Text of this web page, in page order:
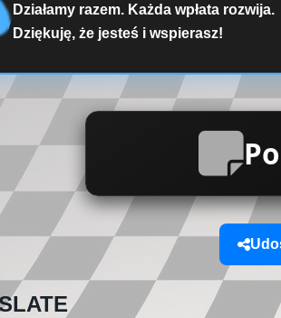
Działamy razem. Każda wpłata rozwija.
Dziękuję, że jesteś i wspierasz!